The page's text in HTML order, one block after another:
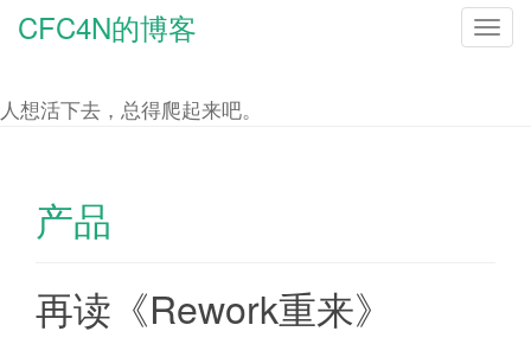
T
CFC4N的博客
人想活下去，总得爬起来吧。
产品
再读《Rework重来》